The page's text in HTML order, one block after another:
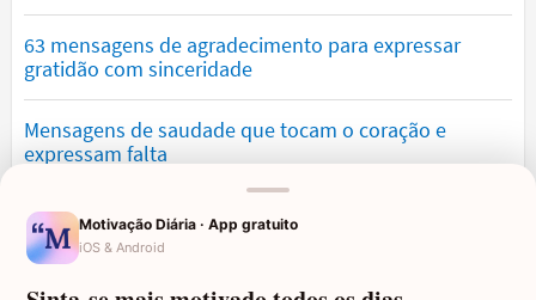
63 mensagens de agradecimento para expressar
gratidão com sinceridade
Mensagens de saudade que tocam o coração e
expressam falta
Mensagens de otimismo que vão encher você de
confiança
Motivação Diária · App gratuito
iOS & Android